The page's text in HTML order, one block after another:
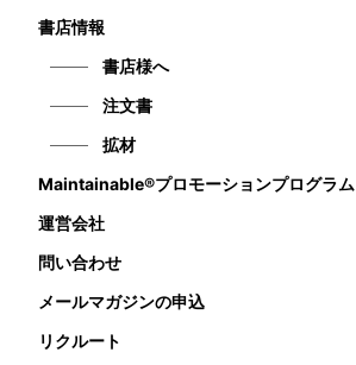
書店情報
書店様へ
注文書
拡材
Maintainable®プロモーションプログラム
運営会社
問い合わせ
メールマガジンの申込
リクルート